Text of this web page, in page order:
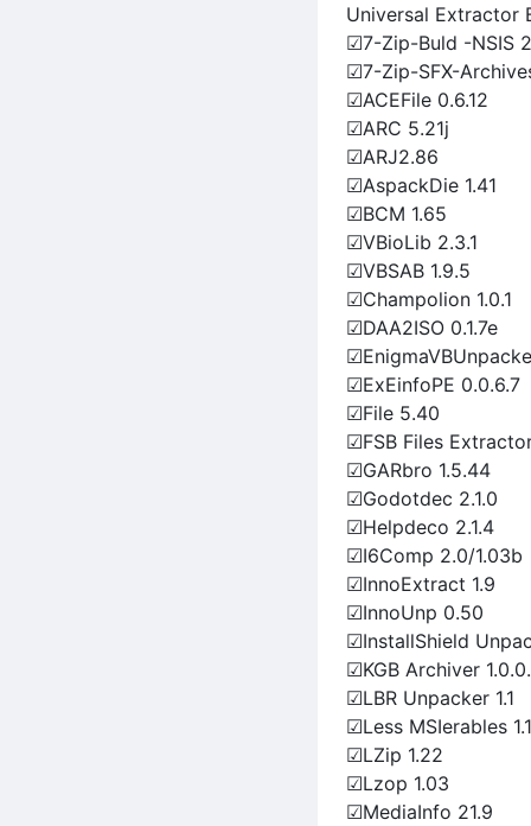
Universal Extractor
☑7-Zip-Buld -NSIS
☑7-Zip-SFX-
☑ACEFile 0.6.12
☑ARC 5.21j
☑ARJ2.86
☑AspackDie 1.41
☑BCM 1.65
☑VBioLib 2.3.1
☑VBSAB 1.9.5
☑Champolion 1.0.1
☑DAA2ISO 0.1.7e
☑ExEinfoPE 0.0.6.7
☑File 5.40
☑FSB Files
☑GARbro 1.5.44
☑Godotdec 2.1.0
☑Helpdeco 2.1.4
☑I6Comp 2.0/1.03b
☑InnoExtract 1.9
☑InnoUnp 0.50
☑InstallShield
☑KGB Archiver
☑LBR Unpacker 1.1
☑Less MSIerables
☑LZip 1.22
☑Lzop 1.03
☑MediaInfo 21.9